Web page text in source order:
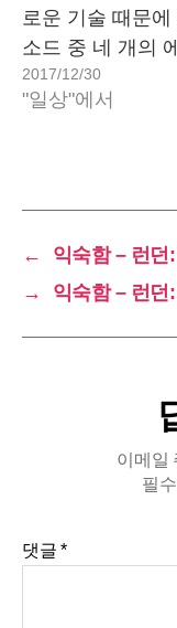
로운 기술 때문
소드 중 네 개의
번째와 네 번째
를 통해 이야기
2017/12/30
"일상"에서
←
익숙함 – 런던
→
익숙함 – 런던
이메일
필
댓글*